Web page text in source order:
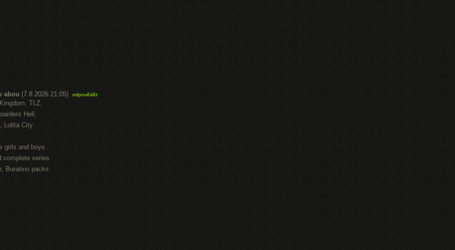
abou (7.8.2026 21:05) odpovědět
TLZ,
Hell,
Lolita City
girls and boys
complete series
Buratino packs